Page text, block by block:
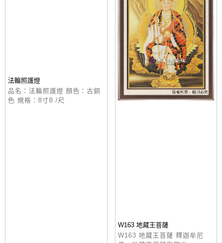
法輪照護燈
品名：法輪照護燈 顏色：古銅
色 規格：8寸8 /尺
W163 地藏王菩薩
W163 地藏王菩薩 釋迦牟尼